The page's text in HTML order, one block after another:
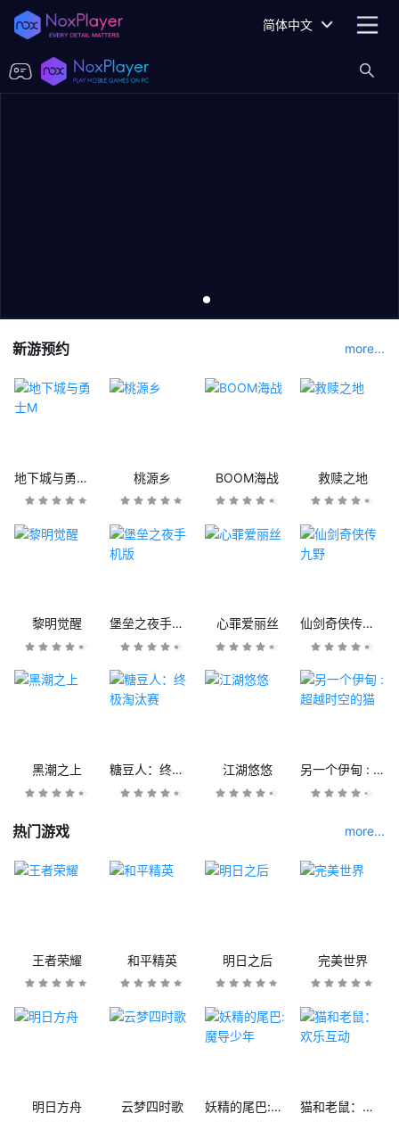
简体中文
新游预约 more...
地下城与勇士M 桃源乡 BOOM海战 救赎之地
黎明觉醒 堡垒之夜手机版 心罪爱丽丝 仙剑奇侠传九野
黑潮之上 糖豆人：终极淘汰赛 江湖悠悠 另一个伊甸 : 超越时空的猫
热门游戏 more...
王者荣耀 和平精英 明日之后 完美世界
明日方舟 云梦四时歌 妖精的尾巴:魔导少年 猫和老鼠：欢乐互动